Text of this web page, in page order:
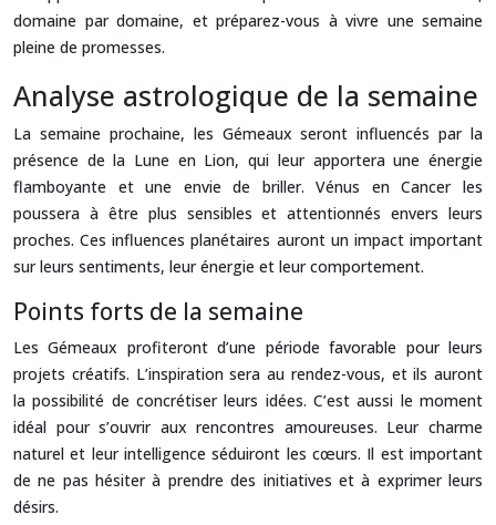
domaine par domaine, et préparez-vous à vivre une semaine
pleine de promesses.
Analyse astrologique de la semaine
La semaine prochaine, les Gémeaux seront influencés par la
présence de la Lune en Lion, qui leur apportera une énergie
flamboyante et une envie de briller. Vénus en Cancer les
poussera à être plus sensibles et attentionnés envers leurs
proches. Ces influences planétaires auront un impact important
sur leurs sentiments, leur énergie et leur comportement.
Points forts de la semaine
Les Gémeaux profiteront d’une période favorable pour leurs
projets créatifs. L’inspiration sera au rendez-vous, et ils auront
la possibilité de concrétiser leurs idées. C’est aussi le moment
idéal pour s’ouvrir aux rencontres amoureuses. Leur charme
naturel et leur intelligence séduiront les cœurs. Il est important
de ne pas hésiter à prendre des initiatives et à exprimer leurs
désirs.